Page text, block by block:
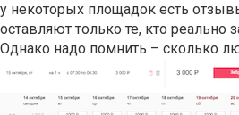
у некоторых площадок есть
оставляют только те, кто реально
Однако надо помнить – сколько